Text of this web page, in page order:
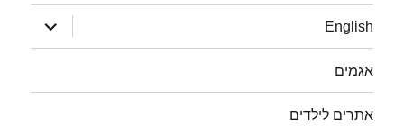
English
הצג
תפריט
אגמים
אתרים לילדים